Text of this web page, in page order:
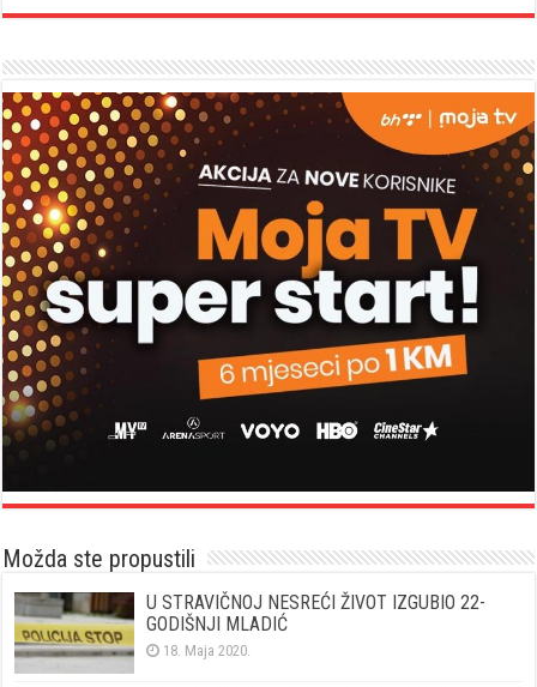
Možda ste propustili
U STRAVIČNOJ NESREĆI ŽIVOT IZGUBIO 22-
GODIŠNJI MLADIĆ
18. Maja 2020.